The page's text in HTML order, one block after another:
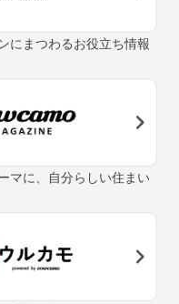
にまつわるお役立ち情報
マに、自分らしい住まい